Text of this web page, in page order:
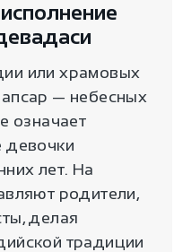
или храмовых
— небесных
означает
девочки
лет. На
родители,
делая
традиции